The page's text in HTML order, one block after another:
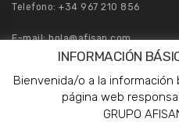
Telefono: +34 967 210 856
E-mail:hola@afisan.com
INFORMACIÓN
Bienvenida/o a la información
página web
GRUPO